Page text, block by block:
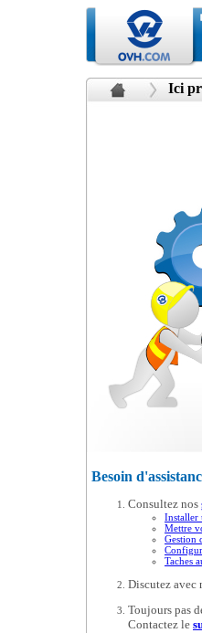
Ici
Besoin
Consultez nos
Installer
Mettre
Gestion
Taches
Discutez avec
Toujours pas
Contactez le